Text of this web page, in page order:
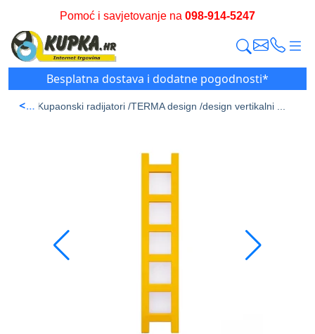
Pomoć i savjetovanje na 098-914-5247
Besplatna dostava i dodatne pogodnosti*
<
stran / Kupaonski radijatori /TERMA design /design vertikalni ...